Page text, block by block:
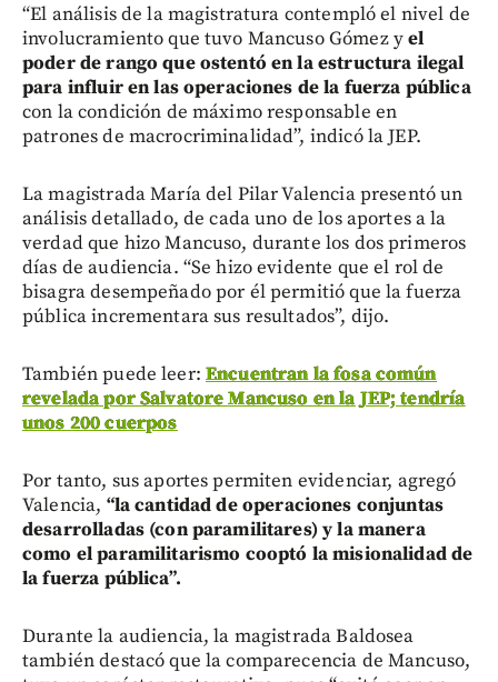
“El análisis de la magistratura contempló el nivel de
involucramiento que tuvo Mancuso Gómez yel
poder de rango que ostentó en la estructura ilegal
para influir en las operaciones de la fuerza pública
con la condición de máximo responsable en
patrones de macrocriminalidad”, indicó la JEP.
La magistrada María del Pilar Valencia presentó un
análisis detallado, de cada uno de los aportes a la
verdad que hizo Mancuso, durante los dos primeros
días de audiencia. “Se hizo evidente que el rol de
bisagra desempeñado por él permitió que la fuerza
pública incrementara sus resultados”, dijo.
También puede leer: Encuentran la fosa común
revelada por Salvatore Mancuso en la JEP; tendría
unos 200 cuerpos
Por tanto, sus aportes permiten evidenciar, agregó
Valencia, “la cantidad de operaciones conjuntas
desarrolladas (con paramilitares) y la manera
como el paramilitarismo cooptó la misionalidad de
la fuerza pública”.
Durante la audiencia, la magistrada Baldosea
también destacó que la comparecencia de Mancuso,